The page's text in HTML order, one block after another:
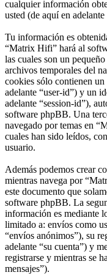
cualquier información
usted (de aquí en
Tu información es
“Matrix Hifi” hará al
las cuales son un
archivos temporales del
cookies sólo contienen
adelante “user-id”) y un
adelante “session-id”),
software phpBB. Una
navegado por temas en
cuales han sido leídos,
usuario.
Además podemos crear
mientras navega por
este documento que
software phpBB. La
información es mediante
limitado a: envíos como
“envíos anónimos”), su
adelante “su cuenta”) y
registrarse y mientras se
mensajes”).